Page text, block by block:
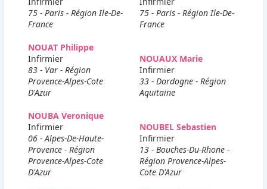
75 - Paris - Région Ile-De-
France
75 - Paris - Région Ile-De-
France
NOUAT Philippe
Infirmier
83 - Var - Région
Provence-Alpes-Cote
D'Azur
NOUAUX Marie
Infirmier
33 - Dordogne - Région
Aquitaine
NOUBA Veronique
Infirmier
06 - Alpes-De-Haute-
Provence - Région
Provence-Alpes-Cote
D'Azur
NOUBEL Sebastien
Infirmier
13 - Bouches-Du-Rhone -
Région Provence-Alpes-
Cote D'Azur